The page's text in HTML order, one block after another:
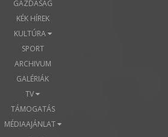
GAZDASÁG
KÉK HÍREK
KULTÚRA
SPORT
ARCHIVUM
GALÉRIÁK
TV
TÁMOGATÁS
MÉDIAAJÁNLAT